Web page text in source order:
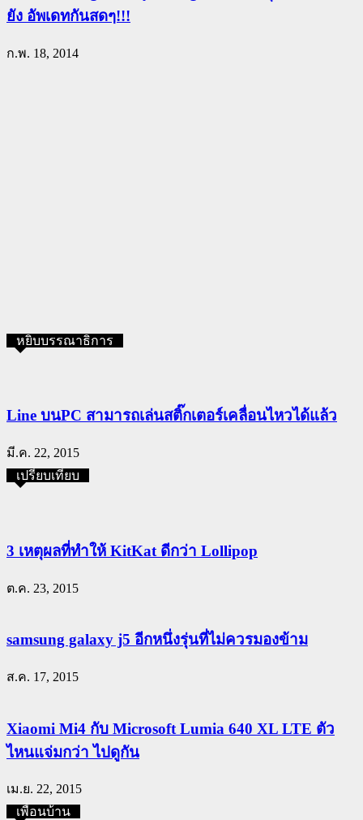
ยัง อัพเดทกันสดๆ!!!
ก.พ. 18, 2014
หยิบบรรณาธิการ
Line บนPC สามารถเล่นสติ๊กเตอร์เคลื่อนไหวได้แล้ว
มี.ค. 22, 2015
เปรียบเทียบ
3 เหตุผลที่ทำให้ KitKat ดีกว่า Lollipop
ต.ค. 23, 2015
samsung galaxy j5 อีกหนึ่งรุ่นที่ไม่ควรมองข้าม
ส.ค. 17, 2015
Xiaomi Mi4 กับ Microsoft Lumia 640 XL LTE ตัว
ไหนแจ่มกว่า ไปดูกัน
เม.ย. 22, 2015
เพื่อนบ้าน